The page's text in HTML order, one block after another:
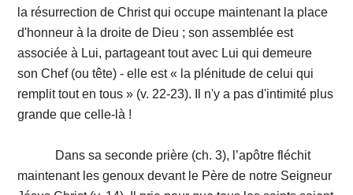
la résurrection de Christ qui occupe maintenant la place
d'honneur à la droite de Dieu ; son assemblée est
associée à Lui, partageant tout avec Lui qui demeure
son Chef (ou tête) - elle est « la plénitude de celui qui
remplit tout en tous » (v. 22-23). Il n'y a pas d'intimité plus
grande que celle-là !
Dans sa seconde prière (ch. 3), l’apôtre fléchit
maintenant les genoux devant le Père de notre Seigneur